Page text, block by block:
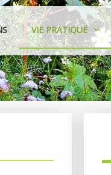
VIE PRATIQUE